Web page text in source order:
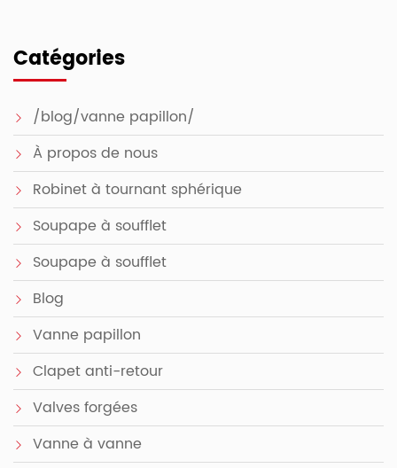
Catégories
/blog/vanne papillon/
À propos de nous
Robinet à tournant sphérique
Soupape à soufflet
Soupape à soufflet
Blog
Vanne papillon
Clapet anti-retour
Valves forgées
Vanne à vanne